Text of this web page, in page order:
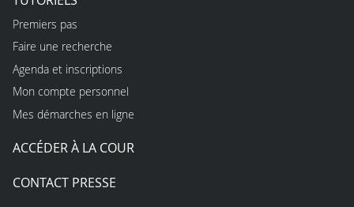
Premiers pas
Faire une recherche
Agenda et inscriptions
Mon compte personnel
Mes démarches en ligne
ACCÉDER À LA COUR
CONTACT PRESSE